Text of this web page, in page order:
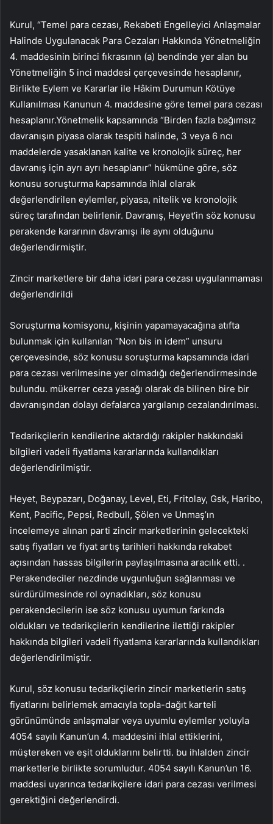
Kurul, “Temel para cezası, Rekabeti Engelleyici Anlaşmalar
Halinde Uygulanacak Para Cezaları Hakkında Yönetmeliğin
4. maddesinin birinci fıkrasının (a) bendinde yer alan bu
Yönetmeliğin 5 inci maddesi çerçevesinde hesaplanır,
Birlikte Eylem ve Kararlar ile Hâkim Durumun Kötüye
Kullanılması Kanunun 4. maddesine göre temel para cezası
hesaplanır.Yönetmelik kapsamında “Birden fazla bağımsız
davranışın piyasa olarak tespiti halinde, 3 veya 6 ncı
maddelerde yasaklanan kalite ve kronolojik süreç, her
davranış için ayrı ayrı hesaplanır” hükmüne göre, söz
konusu soruşturma kapsamında ihlal olarak
değerlendirilen eylemler, piyasa, nitelik ve kronolojik
süreç tarafından belirlenir. Davranış, Heyet’in söz konusu
perakende kararının davranışı ile aynı olduğunu
değerlendirmiştir.
Zincir marketlere bir daha idari para cezası uygulanmaması
değerlendirildi
Soruşturma komisyonu, kişinin yapamayacağına atıfta
bulunmak için kullanılan “Non bis in idem” unsuru
çerçevesinde, söz konusu soruşturma kapsamında idari
para cezası verilmesine yer olmadığı değerlendirmesinde
bulundu. mükerrer ceza yasağı olarak da bilinen bire bir
davranışından dolayı defalarca yargılanıp cezalandırılması.
Tedarikçilerin kendilerine aktardığı rakipler hakkındaki
bilgileri vadeli fiyatlama kararlarında kullandıkları
değerlendirilmiştir.
Heyet, Beypazarı, Doğanay, Level, Eti, Fritolay, Gsk, Haribo,
Kent, Pacific, Pepsi, Redbull, Şölen ve Unmaş’ın
incelemeye alınan parti zincir marketlerinin gelecekteki
satış fiyatları ve fiyat artış tarihleri ​​hakkında rekabet
açısından hassas bilgilerin paylaşılmasına aracılık etti. .
Perakendeciler nezdinde uygunluğun sağlanması ve
sürdürülmesinde rol oynadıkları, söz konusu
perakendecilerin ise söz konusu uyumun farkında
oldukları ve tedarikçilerin kendilerine ilettiği rakipler
hakkında bilgileri vadeli fiyatlama kararlarında kullandıkları
değerlendirilmiştir.
Kurul, söz konusu tedarikçilerin zincir marketlerin satış
fiyatlarını belirlemek amacıyla topla-dağıt karteli
görünümünde anlaşmalar veya uyumlu eylemler yoluyla
4054 sayılı Kanun’un 4. maddesini ihlal ettiklerini,
müştereken ve eşit olduklarını belirtti. bu ihlalden zincir
marketlerle birlikte sorumludur. 4054 sayılı Kanun’un 16.
maddesi uyarınca tedarikçilere idari para cezası verilmesi
gerektiğini değerlendirdi.